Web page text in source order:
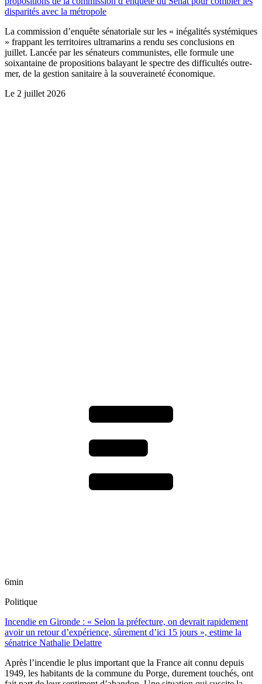
disparités avec la métropole
La commission d’enquête sénatoriale sur les « inégalités systémiques
» frappant les territoires ultramarins a rendu ses conclusions en
juillet. Lancée par les sénateurs communistes, elle formule une
soixantaine de propositions balayant le spectre des difficultés outre-
mer, de la gestion sanitaire à la souveraineté économique.
Le 2 juillet 2026
6min
Politique
Incendie en Gironde : « Selon la préfecture, on devrait rapidement
avoir un retour d’expérience, sûrement d’ici 15 jours », estime la
sénatrice Nathalie Delattre
Après l’incendie le plus important que la France ait connu depuis
1949, les habitants de la commune du Porge, durement touchés, ont